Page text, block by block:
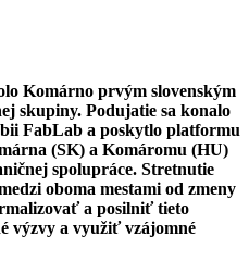
Komárno prvým slovenským
skupiny. Podujatie sa konalo
FabLab a poskytlo platformu
(SK) a Komáromu (HU)
spolupráce. Stretnutie
oboma mestami od zmeny
a posilniť tieto
výzvy a využiť vzájomné